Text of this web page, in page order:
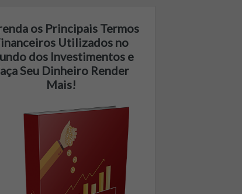
os Principais Termos
Utilizados no
dos Investimentos e
Seu Dinheiro Render
Mais!